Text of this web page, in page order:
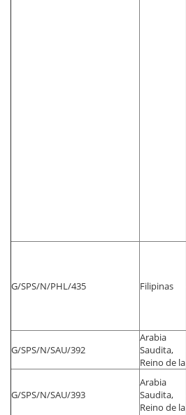
G/SPS/N/PHL/435 Filipinas
G/SPS/N/SAU/392
Arabia
Saudita,
Reino de la
G/SPS/N/SAU/393
Arabia
Saudita,
Reino de la